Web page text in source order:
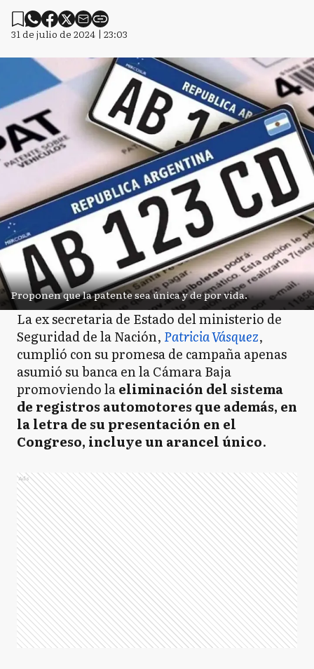
31 de julio de 2024 | 23:03
Proponen que la patente sea única y de por vida.
La ex secretaria de Estado del ministerio de
Seguridad de la Nación, Patricia Vásquez,
cumplió con su promesa de campaña apenas
asumió su banca en la Cámara Baja
promoviendo laeliminación del sistema
de registros automotores que además, en
la letra de su presentación en el
Congreso, incluye un arancel único.
Ads